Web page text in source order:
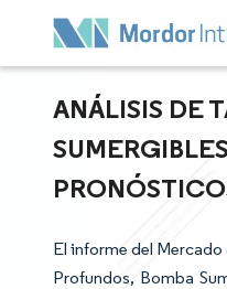
ANÁLISIS DE
El informe del
Profundos, Bomba